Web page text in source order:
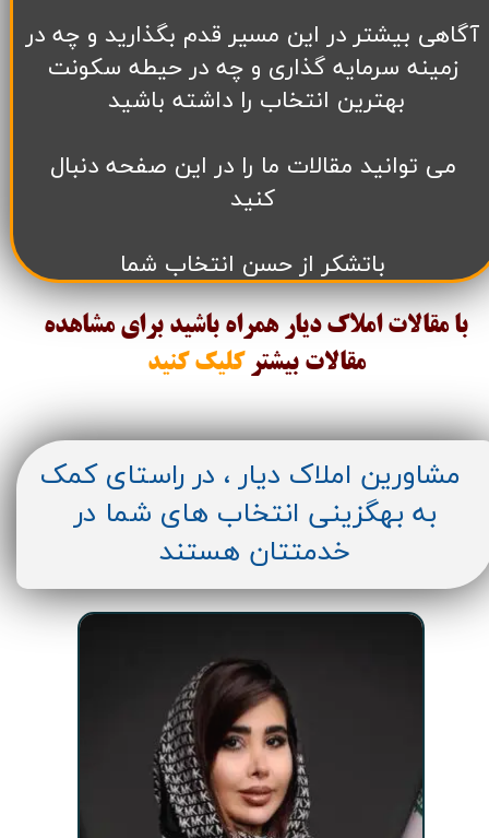
آگاهی بیشتر در این مسیر قدم بگذارید و چه در
زمینه سرمایه گذاری و چه در حیطه سکونت
بهترین انتخاب را داشته باشید
می توانید مقالات ما را در این صفحه دنبال
کنید
باتشکر از حسن انتخاب شما
با مقالات املاک دیار همراه باشید برای مشاهده
مقالات بیشتر کلیک کنید
مشاورین املاک دیار ، در راستای کمک
به بهگزینی انتخاب های شما در
خدمتتان هستند